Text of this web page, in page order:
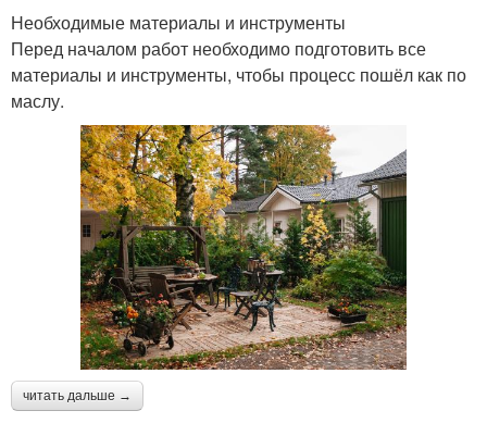
Необходимые материалы и инструменты
Перед началом работ необходимо подготовить все
материалы и инструменты, чтобы процесс пошёл как по
маслу.
читать дальше →